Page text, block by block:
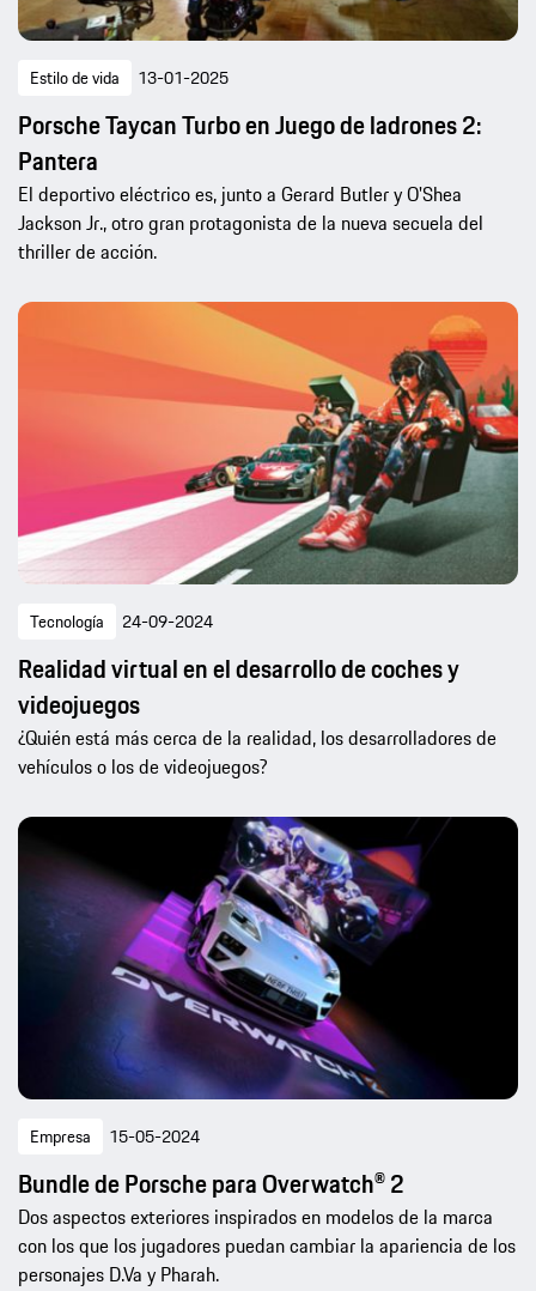
Estilo de vida 13-01-2025
Porsche Taycan Turbo en Juego de ladrones 2:
Pantera
El deportivo eléctrico es, junto a Gerard Butler y O'Shea
Jackson Jr., otro gran protagonista de la nueva secuela del
thriller de acción.
Tecnología 24-09-2024
Realidad virtual en el desarrollo de coches y
videojuegos
¿Quién está más cerca de la realidad, los desarrolladores de
vehículos o los de videojuegos?
Empresa 15-05-2024
Bundle de Porsche para Overwatch® 2
Dos aspectos exteriores inspirados en modelos de la marca
con los que los jugadores puedan cambiar la apariencia de los
personajes D.Va y Pharah.